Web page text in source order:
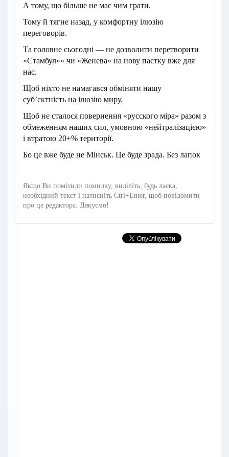
А тому, що більше не має чим грати.
Тому й тягне назад, у комфортну ілюзію
переговорів.
Та головне сьогодні — не дозволити перетворити
«Стамбул»» чи «Женева» на нову пастку вже для
нас.
Щоб ніхто не намагався обміняти нашу
суб’єктність на ілюзію миру.
Щоб не сталося повернення «русского міра» разом з
обмеженням наших сил, умовною «нейтралізацією»
і втратою 20+% території.
Бо це вже буде не Мінськ. Це буде зрада. Без лапок
Якщо Ви помітили помилку, виділіть, будь ласка,
необхідний текст і натисніть Ctrl+Enter, щоб повідомити
про це редактора. Дякуємо!